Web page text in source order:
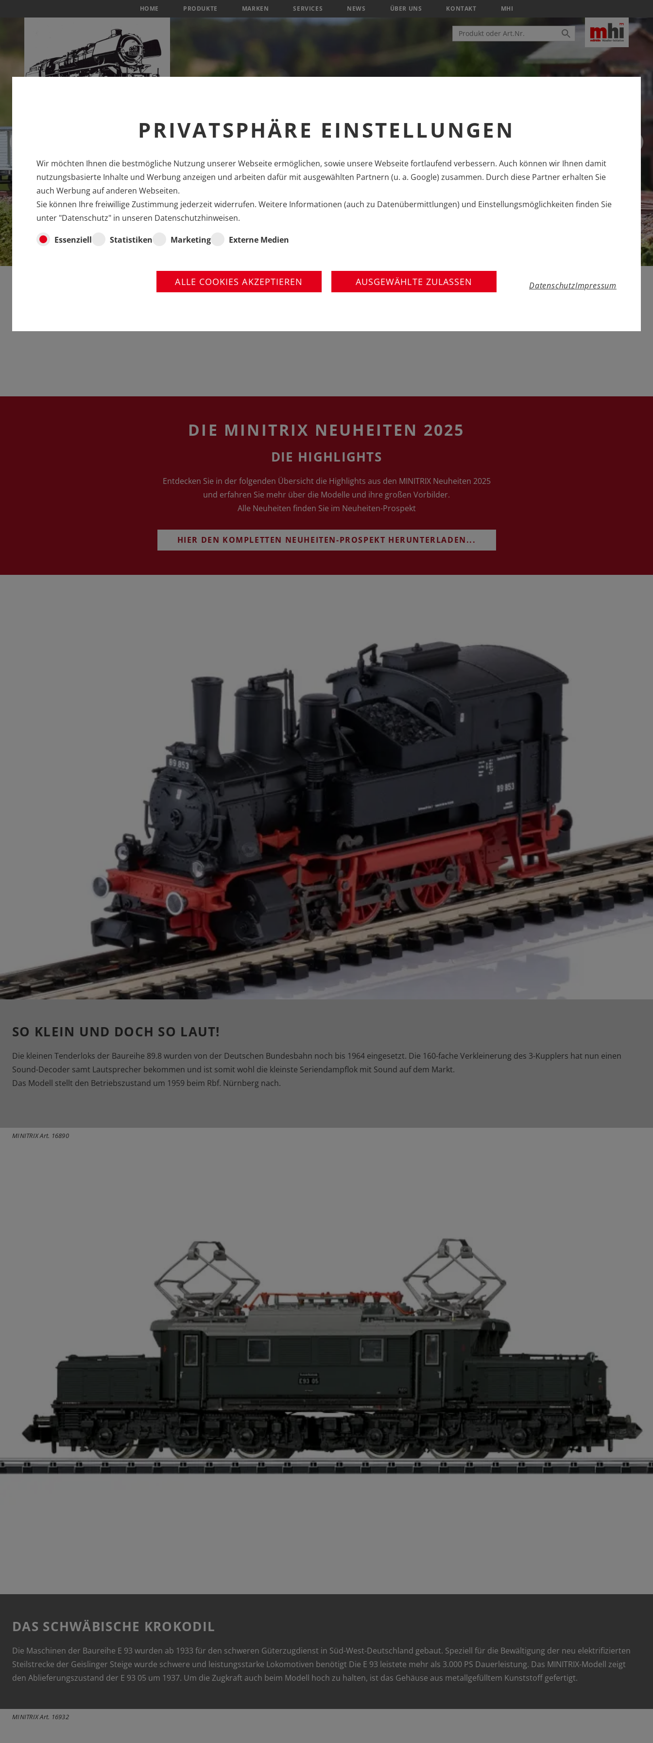
PRIVATSPHÄRE EINSTELLUNGEN
Wir möchten Ihnen die bestmögliche Nutzung unserer Webseite ermöglichen, sowie unsere Webseite fortlaufend verbessern. Auch können wir Ihnen damit
nutzungsbasierte Inhalte und Werbung anzeigen und arbeiten dafür mit ausgewählten Partnern (u. a. Google) zusammen. Durch diese Partner erhalten Sie
auch Werbung auf anderen Webseiten.
Sie können Ihre freiwillige Zustimmung jederzeit widerrufen. Weitere Informationen (auch zu Datenübermittlungen) und Einstellungsmöglichkeiten finden Sie
unter "Datenschutz" in unseren Datenschutzhinweisen.
Essenziell Statistiken Marketing Externe Medien
ALLE COOKIES AKZEPTIEREN AUSGEWÄHLTE ZULASSEN DatenschutzImpressum
HOME PRODUKTE MARKEN SERVICES NEWS ÜBER UNS KONTAKT MHI
DIE MINITRIX NEUHEITEN 2025
DIE HIGHLIGHTS
Entdecken Sie in der folgenden Übersicht die Highlights aus den MINITRIX Neuheiten 2025
und erfahren Sie mehr über die Modelle und ihre großen Vorbilder.
Alle Neuheiten finden Sie im Neuheiten-Prospekt
HIER DEN KOMPLETTEN NEUHEITEN-PROSPEKT HERUNTERLADEN...
SO KLEIN UND DOCH SO LAUT!
Die kleinen Tenderloks der Baureihe 89.8 wurden von der Deutschen Bundesbahn noch bis 1964 eingesetzt. Die 160-fache Verkleinerung des 3-Kupplers hat nun einen
Sound-Decoder samt Lautsprecher bekommen und ist somit wohl die kleinste Seriendampflok mit Sound auf dem Markt.
Das Modell stellt den Betriebszustand um 1959 beim Rbf. Nürnberg nach.
MINITRIX Art. 16890
DAS SCHWÄBISCHE KROKODIL
Die Maschinen der Baureihe E 93 wurden ab 1933 für den schweren Güterzugdienst in Süd-West-Deutschland gebaut. Speziell für die Bewältigung der neu elektrifizierten
Steilstrecke der Geislinger Steige wurde schwere und leistungsstarke Lokomotiven benötigt Die E 93 leistete mehr als 3.000 PS Dauerleistung. Das MINITRIX-Modell zeigt
den Ablieferungszustand der E 93 05 um 1937. Um die Zugkraft auch beim Modell hoch zu halten, ist das Gehäuse aus metallgefülltem Kunststoff gefertigt.
MINITRIX Art. 16932